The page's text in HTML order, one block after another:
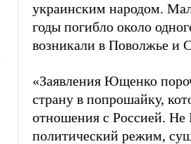
украинским народом.
годы погибло около
возникали в Поволжье и
«Заявления Ющенко
страну в попрошайку,
отношения с Россией. Не
политический режим,